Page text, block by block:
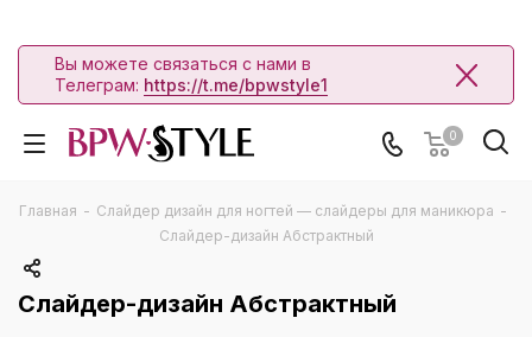
Вы можете связаться с нами в
Телеграм: https://t.me/bpwstyle1
0
Главная - Слайдер дизайн для ногтей — слайдеры для маникюра -
Слайдер-дизайн Абстрактный
Слайдер-дизайн Абстрактный